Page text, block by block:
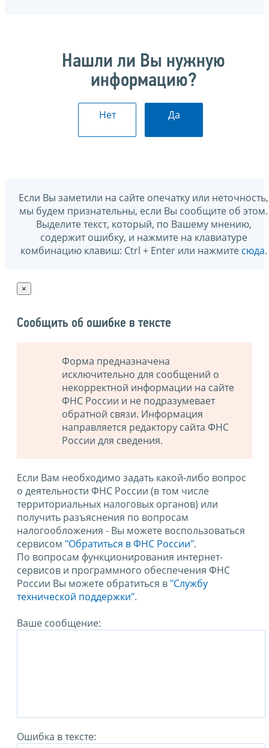
Нашли ли Вы нужную
информацию?
Нет Да
Если Вы заметили на сайте опечатку или неточность,
мы будем признательны, если Вы сообщите об этом.
Выделите текст, который, по Вашему мнению,
содержит ошибку, и нажмите на клавиатуре
комбинацию клавиш: Ctrl + Enter или нажмите сюда.
×
Сообщить об ошибке в тексте
Форма предназначена
исключительно для сообщений о
некорректной информации на сайте
ФНС России и не подразумевает
обратной связи. Информация
направляется редактору сайта ФНС
России для сведения.
Если Вам необходимо задать какой-либо вопрос
о деятельности ФНС России (в том числе
территориальных налоговых органов) или
получить разъяснения по вопросам
налогообложения - Вы можете воспользоваться
сервисом "Обратиться в ФНС России".
По вопросам функционирования интернет-
сервисов и программного обеспечения ФНС
России Вы можете обратиться в "Службу
технической поддержки".
Ваше сообщение:
Ошибка в тексте: